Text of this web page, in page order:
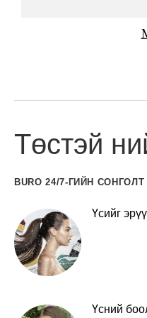
Төстэй
BURO 24/7-ГИЙН СОНГОЛТ
Үсийг
Үсний